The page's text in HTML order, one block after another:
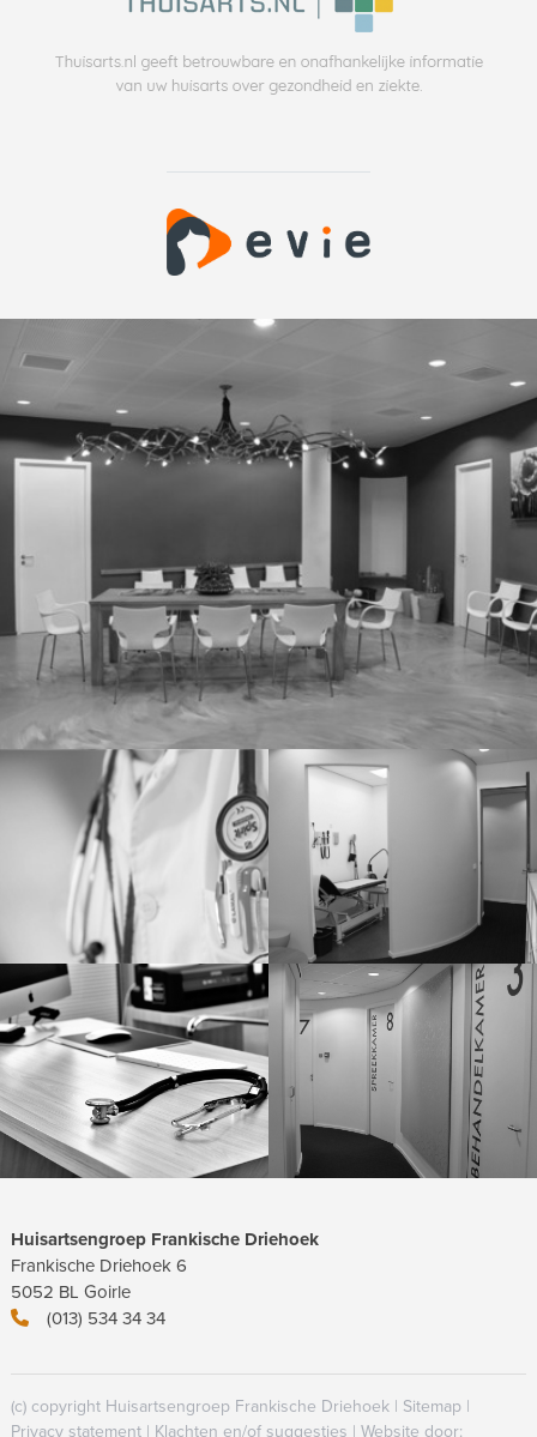
Huisartsengroep Frankische Driehoek
Frankische Driehoek 6
5052 BL Goirle
(013) 534 34 34
(c) copyright Huisartsengroep Frankische Driehoek | Sitemap|
Privacy statement| Klachten en/of suggesties | Website door: